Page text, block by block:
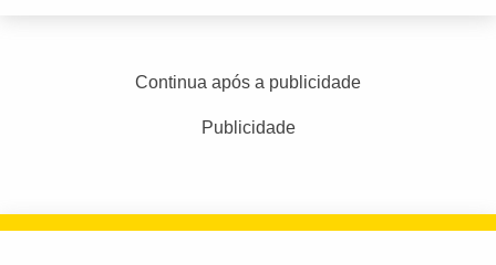
Continua após a publicidade
Publicidade